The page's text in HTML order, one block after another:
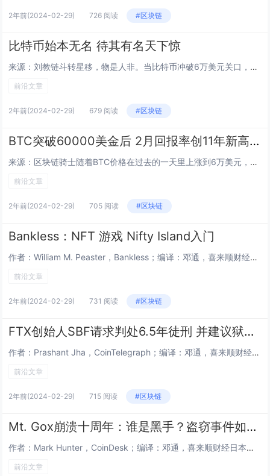
2年前(2024-02-29) 726 阅读 #区块链
比特币始本无名 待其有名天下惊
来源：刘教链斗转星移，物是人非。当比特币冲破6万美元关口，一度站上6.4万时，比特币还是那个比特币，而持币人可能早已不是当年6万美元时的持币人了。短短三四天光景，比特币怒涨20%，从5万一线鲤鱼打挺，跃升至6万一线。比特币领涨。当比特币急涨...
前沿文章
2年前(2024-02-29) 679 阅读 #区块链
BTC突破60000美金后 2月回报率创11年新高 3月会怎样？
来源：区块链骑士随着BTC价格在过去的一天里上涨到6万美元，2月份已成为BTC价格看涨的月份。根据Coinglass的数据，2月份是BTC历史上利润第二高的月份。BTC在2月份的表现非常成功，也是该Crypto资产十多年来最好的一个二月。来...
前沿文章
2年前(2024-02-29) 705 阅读 #区块链
Bankless：NFT 游戏 Nifty Island入门
作者：William M. Peaster，Bankless；编译：邓通，喜来顺财经本周早些时候，我们深入研究了 Yuga 在 Otherside 方面的失误，以及斗志昂扬的竞争对手窃取社区时间和注意力的可能性。 我们特别强调了新贵 Nif...
前沿文章
2年前(2024-02-29) 731 阅读 #区块链
FTX创始人SBF请求判处6.5年徒刑 并建议狱警投资Solana
作者：Prashant Jha，CoinTelegraph；编译：邓通，喜来顺财经FTX 前首席执行官 Sam Bankman-Fried 的法律顾问向美国纽约南区地方法院提交了一份备忘录，要求法官判处五年至六年半的监禁。 2023 年 1...
前沿文章
2年前(2024-02-29) 715 阅读 #区块链
Mt. Gox崩溃十周年：谁是黑手？盗窃事件如何发生？
作者：Mark Hunter，CoinDesk；编译：邓通，喜来顺财经日本比特币交易所 Mt. Gox 于 2014 年 2 月倒闭。2011 年 3 月至 2014 年 1 月期间，超过 880,000 枚 BTC 以各种形式被 Mt....
前沿文章